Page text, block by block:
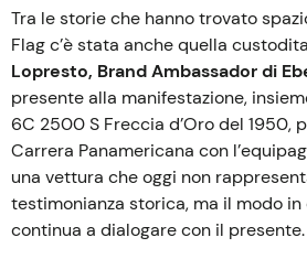
Tra le storie che hanno trovato
Flag c’è stata anche quella
Lopresto, Brand Ambassador di
presente alla manifestazione,
6C 2500 S Freccia d’Oro del 1950,
Carrera Panamericana con
una vettura che oggi non
testimonianza storica, ma il modo
continua a dialogare con il presente.